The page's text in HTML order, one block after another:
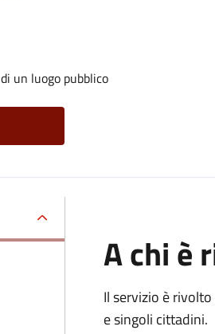
un luogo pubblico
A chi è
Il servizio è
e singoli cittadini.